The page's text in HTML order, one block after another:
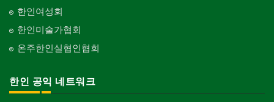
한인여성회
한인미술가협회
온주한인실협인협회
한인 공익 네트워크